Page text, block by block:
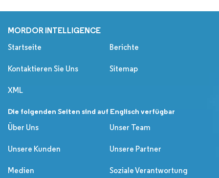
MORDOR INTELLIGENCE
Startseite Berichte
Kontaktieren Sie Uns Sitemap
XML
Die folgenden Seiten sind auf Englisch verfügbar
Über Uns
Unser Team
Unsere Kunden Unsere Partner
Medien Soziale Verantwortung